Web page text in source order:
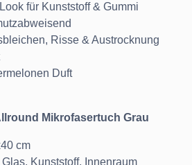
für Kunststoff & Gummi
Risse & Austrocknung
Duft
Mikrofasertuch Grau
cm
Glas, Kunststoff, Innenraum